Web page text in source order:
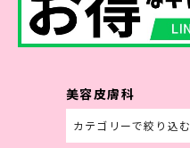
ドクター紹介
症例写真
キャンペーン情報
初めての方へ
美容皮膚科